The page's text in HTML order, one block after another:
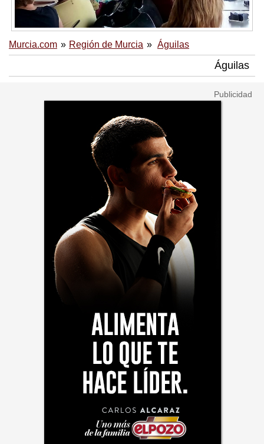
Murcia.com Región de Murcia Águilas
Águilas